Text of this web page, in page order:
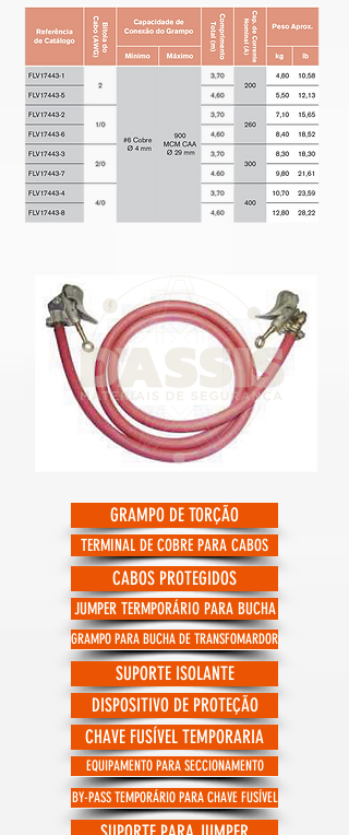
GRAMPO DE TORÇÃO
TERMINAL DE COBRE PARA CABOS
CABOS PROTEGIDOS
JUMPER TERMPORÁRIO PARA BUCHA
GRAMPO PARA BUCHA DE TRANSFOMARDOR
SUPORTE ISOLANTE
DISPOSITIVO DE PROTEÇÃO
CHAVE FUSÍVEL TEMPORARIA
EQUIPAMENTO PARA SECCIONAMENTO
BY-PASS TEMPORÁRIO PARA CHAVE FUSÍVEL